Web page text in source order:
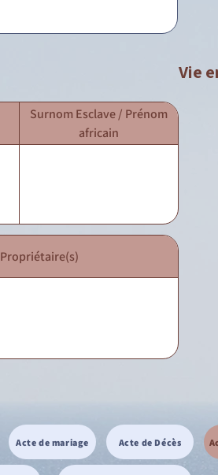
Vie
Surnom Esclave / Prénom
africain
Propriétaire(s)
Acte de mariage Acte de Décès